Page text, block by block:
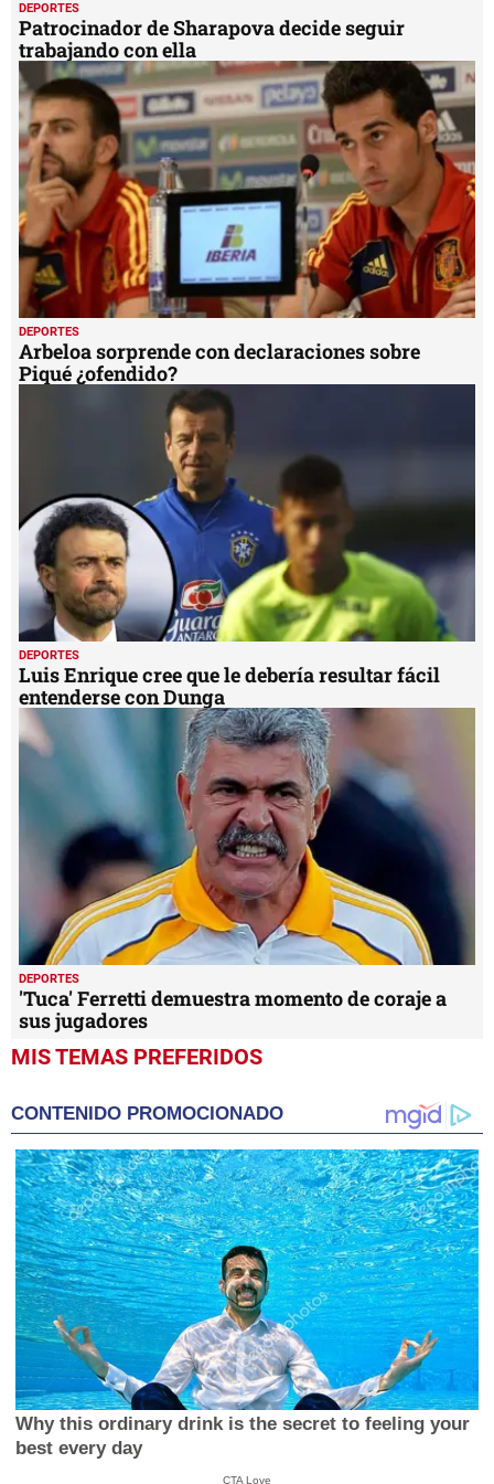
DEPORTES
Patrocinador de Sharapova decide seguir
trabajando con ella
DEPORTES
Arbeloa sorprende con declaraciones sobre
Piqué ¿ofendido?
DEPORTES
Luis Enrique cree que le debería resultar fácil
entenderse con Dunga
DEPORTES
'Tuca' Ferretti demuestra momento de coraje a
sus jugadores
MIS TEMAS PREFERIDOS
CONTENIDO PROMOCIONADO
Why this ordinary drink is the secret to feeling your
best every day
CTA Love